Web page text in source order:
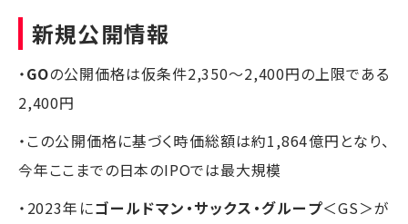
新規公開情報
・GOの公開価格は仮条件2,350～2,400円の上限である
2,400円
・この公開価格に基づく時価総額は約1,864億円となり、
今年ここまでの日本のIPOでは最大規模
・2023年にゴールドマン・サックス・グループ＜GS＞が